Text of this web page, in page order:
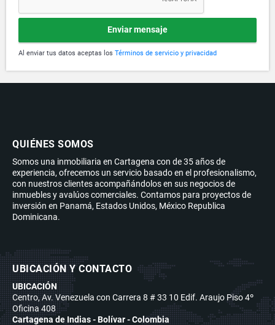
Enviar mensaje
Al enviar tus datos aceptas los Términos de servicio y privacidad
QUIÉNES SOMOS
Somos una inmobiliaria en Cartagena con de 35 años de
experiencia, ofrecemos un servicio basado en el profesionalismo,
con nuestros clientes acompañándolos en sus negocios de
inmuebles y avalúos comerciales. Contamos para proyectos de
inversión en Panamá, Estados Unidos, México Republica
Dominicana.
UBICACIÓN Y CONTACTO
UBICACIÓN
Centro, Av. Venezuela con Carrera 8 # 33 10 Edif. Araujo Piso 4º
Oficina 408
Cartagena de Indias - Bolívar - Colombia